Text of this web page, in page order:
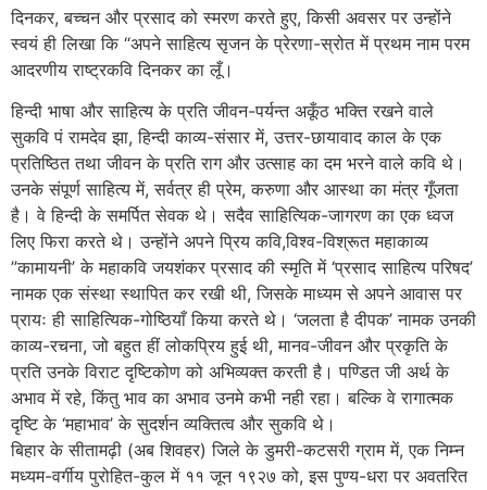
दिनकर, बच्चन और प्रसाद को स्मरण करते हुए, किसी अवसर पर उन्होंने
स्वयं ही लिखा कि “अपने साहित्य सृजन के प्रेरणा-स्रोत में प्रथम नाम परम
आदरणीय राष्ट्रकवि दिनकर का लूँ।
हिन्दी भाषा और साहित्य के प्रति जीवन-पर्यन्त अकूँठ भक्ति रखने वाले
सुकवि पं रामदेव झा, हिन्दी काव्य-संसार में, उत्तर-छायावाद काल के एक
प्रतिष्ठित तथा जीवन के प्रति राग और उत्साह का दम भरने वाले कवि थे।
उनके संपूर्ण साहित्य में, सर्वत्र ही प्रेम, करुणा और आस्था का मंत्र गूँजता
है। वे हिन्दी के समर्पित सेवक थे। सदैव साहित्यिक-जागरण का एक ध्वज
लिए फिरा करते थे। उन्होंने अपने प्रिय कवि,विश्व-विश्रूत महाकाव्य
”कामायनी’ के महाकवि जयशंकर प्रसाद की स्मृति में ‘प्रसाद साहित्य परिषद’
नामक एक संस्था स्थापित कर रखी थी, जिसके माध्यम से अपने आवास पर
प्रायः ही साहित्यिक-गोष्ठियाँ किया करते थे। ‘जलता है दीपक’ नामक उनकी
काव्य-रचना, जो बहुत हीं लोकप्रिय हुई थी, मानव-जीवन और प्रकृति के
प्रति उनके विराट दृष्टिकोण को अभिव्यक्त करती है। पण्डित जी अर्थ के
अभाव में रहे, किंतु भाव का अभाव उनमे कभी नही रहा। बल्कि वे रागात्मक
दृष्टि के ‘महाभाव’ के सुदर्शन व्यक्तित्व और सुकवि थे।
बिहार के सीतामढ़ी (अब शिवहर) जिले के डुमरी-कटसरी ग्राम में, एक निम्न
मध्यम-वर्गीय पुरोहित-कुल में ११ जून १९२७ को, इस पुण्य-धरा पर अवतरित